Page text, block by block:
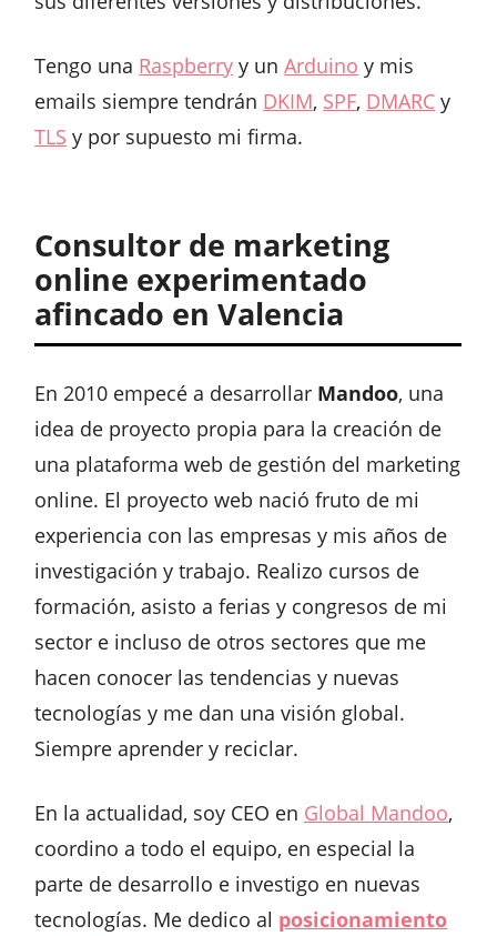
Tengo una Raspberry y unArduino y mis
emails siempre tendrán DKIM, SPF, DMARC y
TLS y por supuesto mi firma.
Consultor de marketing
online experimentado
afincado en Valencia
En 2010 empecé a desarrollar Mandoo, una
idea de proyecto propia para la creación de
una plataforma web de gestión del marketing
online. El proyecto web nació fruto de mi
experiencia con las empresas y mis años de
investigación y trabajo. Realizo cursos de
formación, asisto a ferias y congresos de mi
sector e incluso de otros sectores que me
hacen conocer las tendencias y nuevas
tecnologías y me dan una visión global.
Siempre aprender y reciclar.
En la actualidad, soy CEO en Global Mandoo,
coordino a todo el equipo, en especial la
parte de desarrollo e investigo en nuevas
tecnologías. Me dedico al posicionamiento